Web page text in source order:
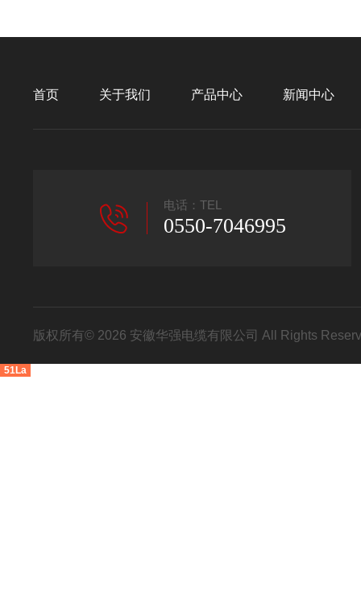
首页 关于我们 产品中心 新闻中心
电话：TEL
0550-7046995
版权所有© 2026 安徽华强电缆有限公司 All Rights
51La